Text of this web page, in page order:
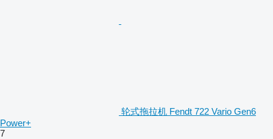
轮式拖拉机 Fendt 722 Vario Gen6
Power+
7